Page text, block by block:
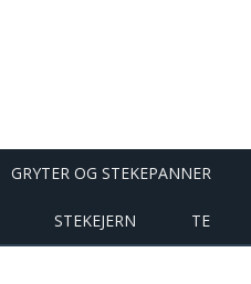
GRYTER OG STEKEPANNER
STEKEJERN TE